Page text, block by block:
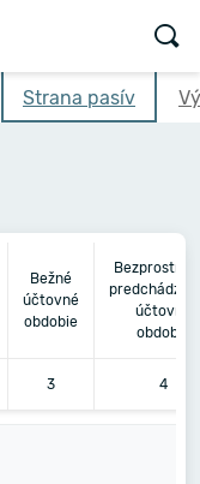
Strana pasív
Bežné
účtovné
obdobie
účtovné
obdobie
3 4